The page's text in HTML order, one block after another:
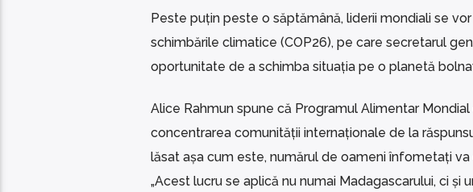
Peste puțin peste o săptămână, liderii mondiali se
schimbările climatice (COP26), pe care secretarul
oportunitate de a schimba situația pe o planetă
Alice Rahmun spune că Programul Alimentar
concentrarea comunității internaționale de la
lăsat așa cum este, numărul de oameni înfometați va
„Acest lucru se aplică nu numai Madagascarului, ci și